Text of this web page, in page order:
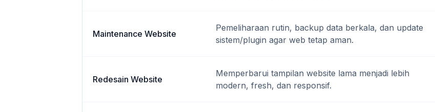
Maintenance Website
Pemeliharaan rutin, backup data berkala, dan update
sistem/plugin agar web tetap aman.
Redesain Website
Memperbarui tampilan website lama menjadi lebih
modern, fresh, dan responsif.